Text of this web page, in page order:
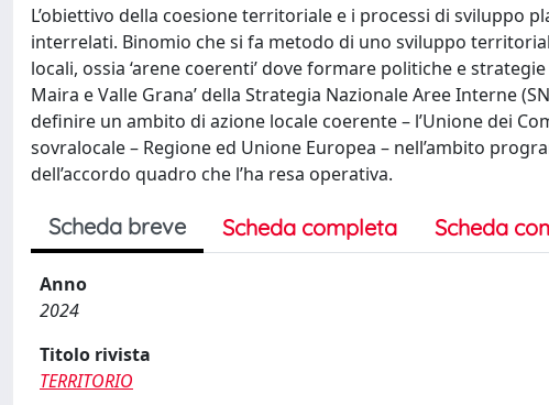
L’obiettivo della coesione territoriale e i processi di sviluppo
interrelati. Binomio che si fa metodo di uno sviluppo
locali, ossia ‘arene coerenti’ dove formare politiche e
Maira e Valle Grana’ della Strategia Nazionale Aree Interne
definire un ambito di azione locale coerente – l’Unione dei
sovralocale – Regione ed Unione Europea – nell’ambito
dell’accordo quadro che l’ha resa operativa.
Scheda breve Scheda completa Scheda
Anno
2024
Titolo rivista
TERRITORIO